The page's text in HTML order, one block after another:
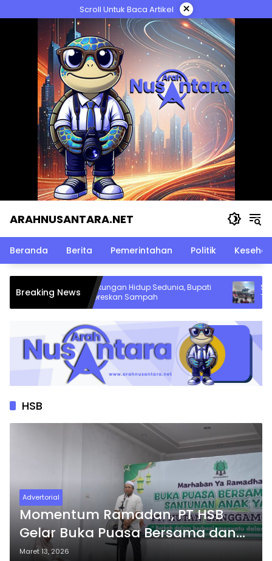
ke
Scroll Untuk Baca Artikel ×
ARAHNUSANTARA.NET
Beranda Berita Pemerintahan Politik
Breaking NewsHari Lingkungan Hidup Sedunia, Bupati
Minta Bereskan Sampah
Si Jago
Tiga
HSB
Advertorial
Momentum Ramadan, PT HSB
Gelar Buka Puasa Bersama dan
Santuni Anak Yatim
Maret 13, 2026